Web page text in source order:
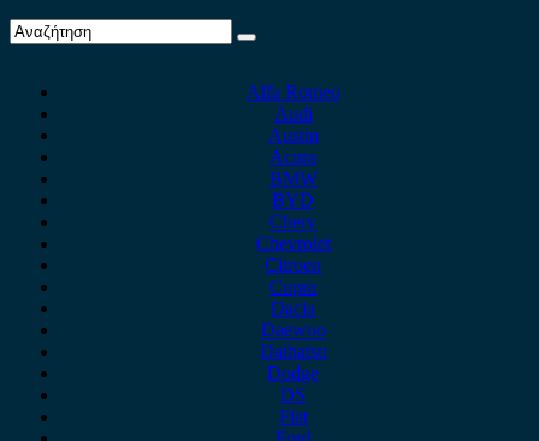
Alfa Romeo
Audi
Austin
Acura
BMW
BYD
Chery
Chevrolet
Citroen
Cupra
Dacia
Daewoo
Daihatsu
Dodge
DS
Fiat